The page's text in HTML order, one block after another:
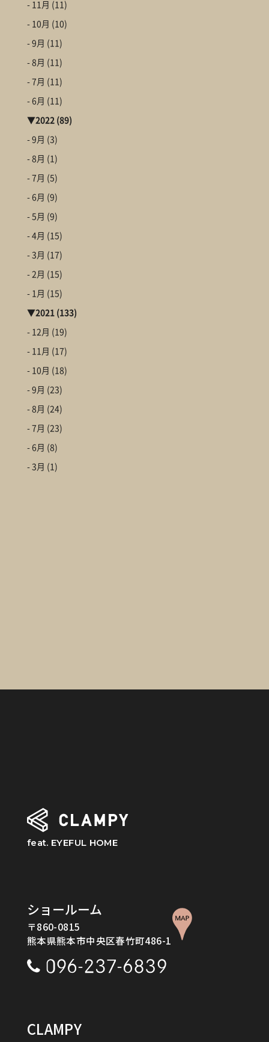
- 11月 (11)
- 10月 (10)
- 9月 (11)
- 8月 (11)
- 7月 (11)
- 6月 (11)
▼2022 (89)
- 9月 (3)
- 8月 (1)
- 7月 (5)
- 6月 (9)
- 5月 (9)
- 4月 (15)
- 3月 (17)
- 2月 (15)
- 1月 (15)
▼2021 (133)
- 12月 (19)
- 11月 (17)
- 10月 (18)
- 9月 (23)
- 8月 (24)
- 7月 (23)
- 6月 (8)
- 3月 (1)
feat. EYEFUL HOME
ショールーム
〒860-0815
熊本県熊本市中央区春竹町486-1
CLAMPY